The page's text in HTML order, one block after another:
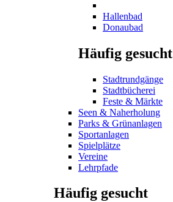
Hallenbad
Donaubad
Häufig gesucht
Stadtrundgänge
Stadtbücherei
Feste & Märkte
Seen & Naherholung
Parks & Grünanlagen
Sportanlagen
Spielplätze
Vereine
Lehrpfade
Häufig gesucht